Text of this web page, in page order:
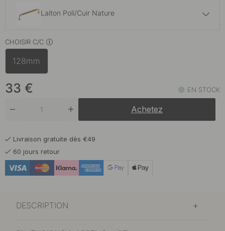
Laiton Poli/Cuir Nature
Laiton Poli/Cuir Marron
Laiton Poli/Cuir Noir
Nickelé/Cuir Marron
Nickelé/Cuir Noir
Nickelé/Cuir Nature
CHOISIR C/C
128mm
33 € EN STOCK
Achetez
Livraison gratuite dès €49
60 jours retour
DESCRIPTION